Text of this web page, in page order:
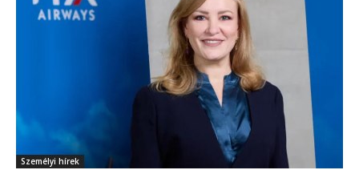
Személyi hírek